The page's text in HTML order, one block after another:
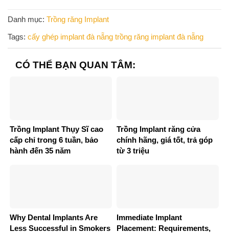
Danh mục: Trồng răng Implant
Tags: cấy ghép implant đà nẵng trồng răng implant đà nẵng
CÓ THỂ BẠN QUAN TÂM:
Trồng Implant Thụy Sĩ cao
cấp chỉ trong 6 tuần, bảo
hành đến 35 năm
Trồng Implant răng cửa
chính hãng, giá tốt, trả góp
từ 3 triệu
Why Dental Implants Are
Less Successful in Smokers
Immediate Implant
Placement: Requirements,